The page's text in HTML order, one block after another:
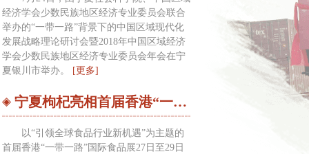
经济学会少数民族地区经济专业委员会联合
举办的“一带一路”背景下的中国区域现代化
发展战略理论研讨会暨2018年中国区域经济
学会少数民族地区经济专业委员会年会在宁
夏银川市举办。
[更多]
宁夏枸杞亮相首届香港“一带一路”国际食品展
以“引领全球食品行业新机遇”为主题的
首届香港“一带一路”国际食品展27日至29日